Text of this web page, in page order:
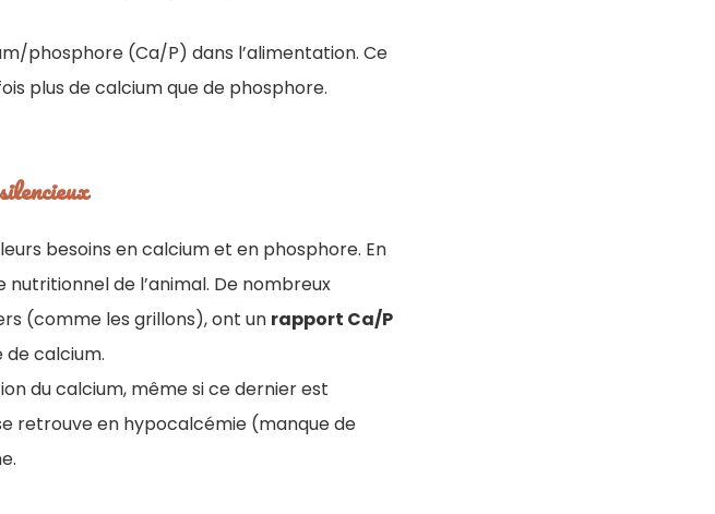
phosphore (Ca/P) dans l’alimentation. Ce
plus de calcium que de phosphore.
besoins en calcium et en phosphore. En
de l’animal. De nombreux
(comme les grillons), ont un rapport Ca/P
calcium.
du calcium, même si ce dernier est
retrouve en hypocalcémie (manque de